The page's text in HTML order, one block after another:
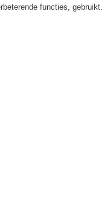
functies, gebruikt.